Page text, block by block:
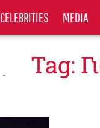
CELEBRITIES MEDIA
Tag: